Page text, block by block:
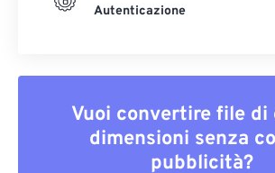
Autenticazione
Vuoi convertire file di
dimensioni senza
pubblicità?